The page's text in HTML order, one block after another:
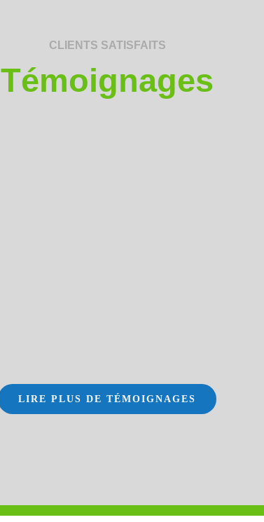
CLIENTS SATISFAITS
Témoignages
LIRE PLUS DE TÉMOIGNAGES